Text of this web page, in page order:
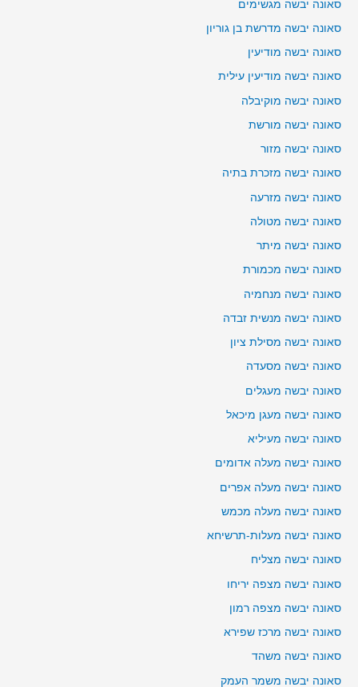
סאונה יבשה מגשימים
סאונה יבשה מדרשת בן גוריון
סאונה יבשה מודיעין
סאונה יבשה מודיעין עילית
סאונה יבשה מוקיבלה
סאונה יבשה מורשת
סאונה יבשה מזור
סאונה יבשה מזכרת בתיה
סאונה יבשה מזרעה
סאונה יבשה מטולה
סאונה יבשה מיתר
סאונה יבשה מכמורת
סאונה יבשה מנחמיה
סאונה יבשה מנשית זבדה
סאונה יבשה מסילת ציון
סאונה יבשה מסעדה
סאונה יבשה מעגלים
סאונה יבשה מעגן מיכאל
סאונה יבשה מעיליא
סאונה יבשה מעלה אדומים
סאונה יבשה מעלה אפרים
סאונה יבשה מעלה מכמש
סאונה יבשה מעלות-תרשיחא
סאונה יבשה מצליח
סאונה יבשה מצפה יריחו
סאונה יבשה מצפה רמון
סאונה יבשה מרכז שפירא
סאונה יבשה משהד
סאונה יבשה משמר העמק